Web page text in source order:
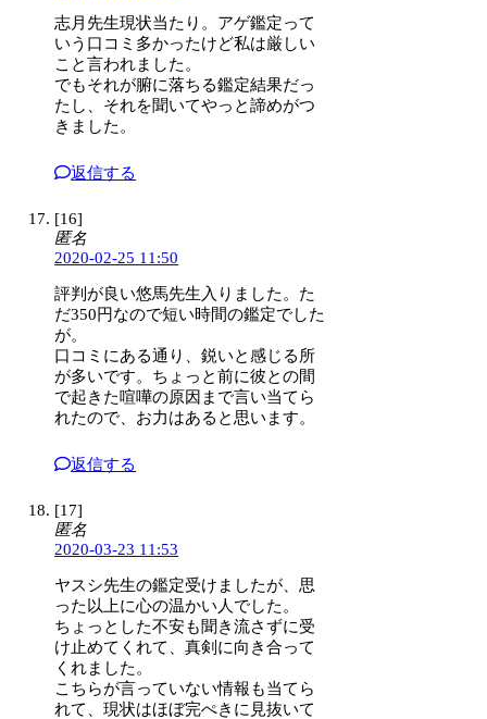
志月先生現状当たり。アゲ鑑定って
いう口コミ多かったけど私は厳しい
こと言われました。
でもそれが腑に落ちる鑑定結果だっ
たし、それを聞いてやっと諦めがつ
きました。
返信する
[16]
匿名
2020-02-25 11:50
評判が良い悠馬先生入りました。た
だ350円なので短い時間の鑑定でした
が。
口コミにある通り、鋭いと感じる所
が多いです。ちょっと前に彼との間
で起きた喧嘩の原因まで言い当てら
れたので、お力はあると思います。
返信する
[17]
匿名
2020-03-23 11:53
ヤスシ先生の鑑定受けましたが、思
った以上に心の温かい人でした。
ちょっとした不安も聞き流さずに受
け止めてくれて、真剣に向き合って
くれました。
こちらが言っていない情報も当てら
れて、現状はほぼ完ぺきに見抜いて